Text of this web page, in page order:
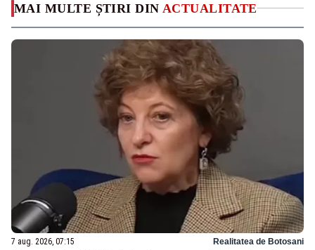
MAI MULTE ȘTIRI DIN ACTUALITATE
7 aug. 2026, 07:15 Realitatea de Botosani